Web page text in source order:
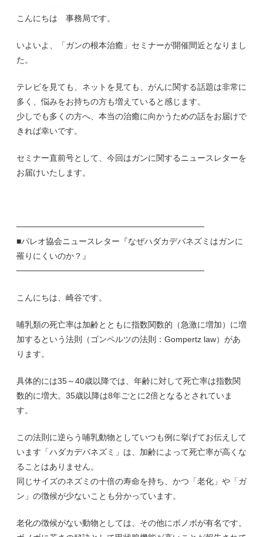
こんにちは 事務局です。
いよいよ、「ガンの根本治癒」セミナーが開催間近となりまし
た。
テレビを見ても、ネットを見ても、がんに関する話題は非常に
多く、悩みをお持ちの方も増えていると感じます。
少しでも多くの方へ、本当の治癒に向かうための話をお届けで
きれば幸いです。
セミナー直前号として、今回はガンに関するニュースレターを
お届けいたします。
────────────────────────────────
■パレオ協会ニュースレター『なぜハダカデバネズミはガンに
罹りにくいのか？』
────────────────────────────────
こんにちは、崎谷です。
哺乳類の死亡率は加齢とともに指数関数的（急激に増加）に増
加するという法則（ゴンペルツの法則：Gompertz law）があ
ります。
具体的には35～40歳以降では、年齢に対して死亡率は指数関
数的に増大。35歳以降は8年ごとに2倍となるとされていま
す。
この法則に逆らう哺乳動物としていつも例に挙げてお伝えして
います「ハダカデバネズミ」は、加齢によって死亡率が高くな
ることはありません。
同じサイズのネズミの十倍の寿命を持ち、かつ「老化」や「ガ
ン」の徴候が少ないことも分かっています。
老化の徴候がない動物としては、その他にボノボが有名です。